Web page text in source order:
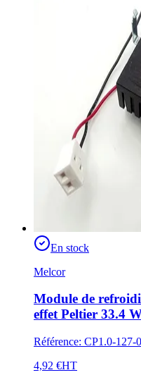
En stock
Melcor
Module de
effet Peltier 33.4
Référence: CP1.0-127-
4,92 €HT